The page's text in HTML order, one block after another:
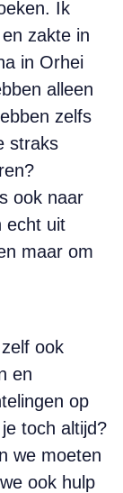
Ik
zakte in
in Orhei
alleen
zelfs
straks
ook naar
echt uit
maar om
ook
en
op
toch altijd?
we moeten
ook hulp